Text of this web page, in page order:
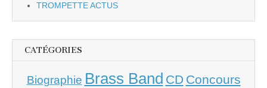
TROMPETTE ACTUS
CATÉGORIES
Biographie Brass Band CD Concours